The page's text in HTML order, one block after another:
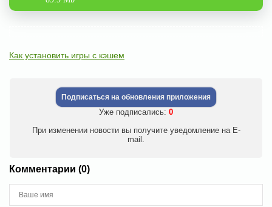
Как установить игры с кэшем
Подписаться на обновления приложения
Уже подписались: 0
При изменении новости вы получите уведомление на E-
mail.
Комментарии (0)